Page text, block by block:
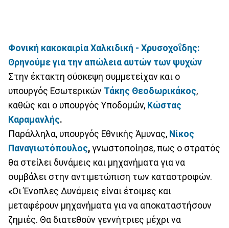
Φονική κακοκαιρία Χαλκιδική - Χρυσοχοΐδης:
Θρηνούμε για την απώλεια αυτών των ψυχών
Στην έκτακτη σύσκεψη συμμετείχαν και ο
υπουργός Εσωτερικών Τάκης Θεοδωρικάκος,
καθώς και ο υπουργός Υποδομών, Κώστας
Καραμανλής.
Παράλληλα, υπουργός Εθνικής Άμυνας, Νίκος
Παναγιωτόπουλος, γνωστοποίησε, πως ο στρατός
θα στείλει δυνάμεις και μηχανήματα για να
συμβάλει στην αντιμετώπιση των καταστροφών.
«Οι Ένοπλες Δυνάμεις είναι έτοιμες και
μεταφέρουν μηχανήματα για να αποκαταστήσουν
ζημιές. Θα διατεθούν γεννήτριες μέχρι να